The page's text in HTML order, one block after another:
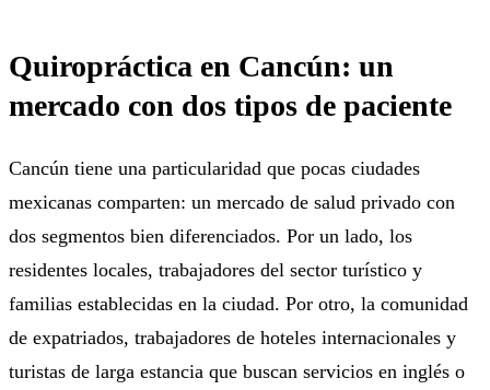
Quiropráctica en Cancún: un
mercado con dos tipos de paciente
Cancún tiene una particularidad que pocas ciudades
mexicanas comparten: un mercado de salud privado con
dos segmentos bien diferenciados. Por un lado, los
residentes locales, trabajadores del sector turístico y
familias establecidas en la ciudad. Por otro, la comunidad
de expatriados, trabajadores de hoteles internacionales y
turistas de larga estancia que buscan servicios en inglés o